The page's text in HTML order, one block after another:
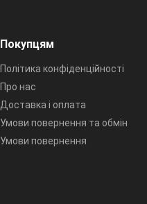
Покупцям
Політика конфіденційності
Про нас
Доставка і оплата
Умови повернення та обмін
Умови повернення